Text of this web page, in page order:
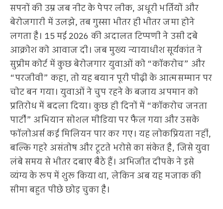
सपनों की उम्र जब नीट के पेपर लीक, अधूरी भर्तियों और
बेरोजगारी में उलझे, तब गुस्सा भीतर ही भीतर जमा होने
लगता है। 15 मई 2026 की अदालत टिप्पणी ने उसी दबे
आक्रोश को आवाज दी। जब मुख्य न्यायाधीश सूर्यकांत ने
सुप्रीम कोर्ट में कुछ बेरोजगार युवाओं को “कॉकरोच” और
“परजीवी” कहा, तो यह बयान पूरी पीढ़ी के आत्मसम्मान पर
चोट बन गया। युवाओं ने चुप रहने के बजाय अपमान को
प्रतिरोध में बदला दिया। कुछ ही दिनों में “कॉकरोच जनता
पार्टी” अभियान सोशल मीडिया पर फैल गया और उसके
फॉलोअर्स कई मिलियन पार कर गए। यह लोकप्रियता नहीं,
बल्कि गहरे असंतोष और टूटते भरोसे का संकेत है, जिसे युवा
लंबे समय से भीतर दबाए बैठे हैं। अभिजीत दीपके ने इसे
व्यंग्य के रूप में शुरू किया था, लेकिन अब यह मजाक की
सीमा बहुत पीछे छोड़ चुका है।